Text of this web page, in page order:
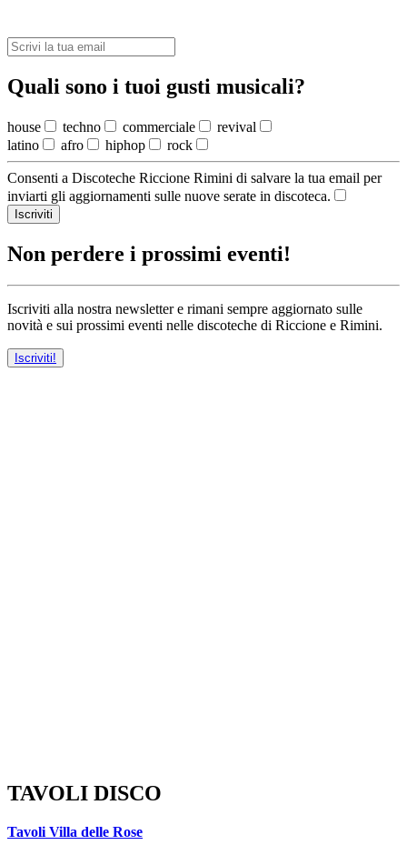
Quali sono i tuoi gusti musicali?
house techno commerciale
revival
latino
afro hiphop rock
Consenti a Discoteche Riccione Rimini di salvare la tua email per
inviarti gli aggiornamenti sulle nuove serate in discoteca.
Iscriviti
Non perdere i prossimi eventi!
Iscriviti alla nostra newsletter e rimani sempre aggiornato sulle
novità e sui prossimi eventi nelle discoteche di Riccione e Rimini.
Iscriviti!
TAVOLI DISCO
Tavoli Villa delle Rose